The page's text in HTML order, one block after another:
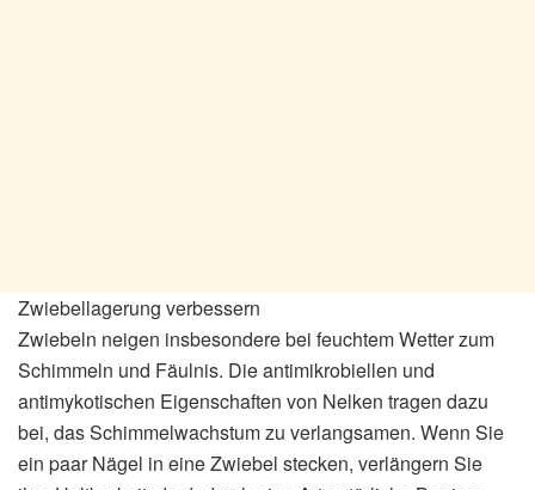
Zwiebellagerung verbessern
Zwiebeln neigen insbesondere bei feuchtem Wetter zum
Schimmeln und Fäulnis. Die antimikrobiellen und
antimykotischen Eigenschaften von Nelken tragen dazu
bei, das Schimmelwachstum zu verlangsamen. Wenn Sie
ein paar Nägel in eine Zwiebel stecken, verlängern Sie